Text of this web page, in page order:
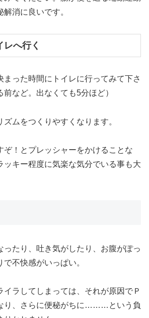
消に良いです。
へ行く
まった時間にトイレに行ってみて下さ
など。出なくても5分ほど）
ムをつくりやすくなります。
ぞ！とプレッシャーをかけることな
ッキー程度に気楽な気分でいる事も大
ったり、吐き気がしたり、お腹がぽっ
不快感がいっぱい。
イラしてしまっては、それが原因でＰ
り、さらに便秘がちに………という負